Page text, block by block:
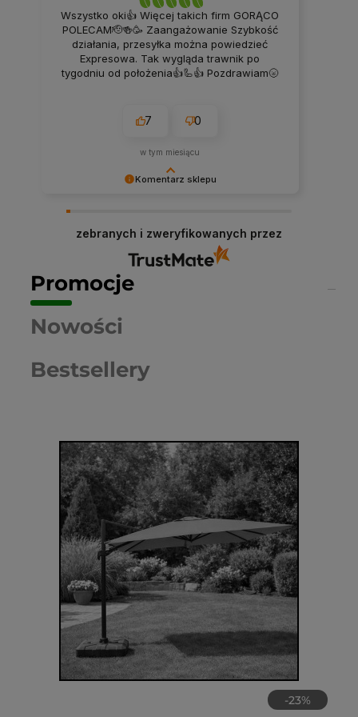
Komentarz sklepu
jakość naszych usług. Mamy nadzieję, że już
teraz sprostaliśmy Twoim wymaganiom i wrócisz
Wszystko oki👍 Więcej takich firm GORĄCO
POLECAM🫡🍻🥳 Zaangażowanie Szybkość
działania, przesyłka można powiedzieć
Expresowa. Tak wygląda trawnik po
tygodniu od położenia👍🦾👍 Pozdrawiam🌝
7 0
w tym miesiącu
zebranych i zweryfikowanych przez
Promocje
Nowości
Bestsellery
-21%